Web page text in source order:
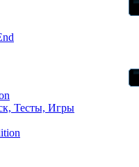
Тесты, Игры